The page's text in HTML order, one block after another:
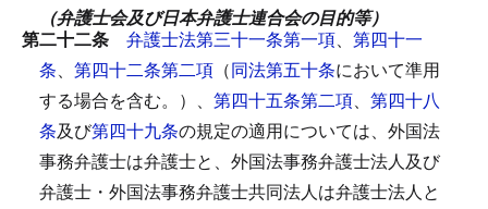
（弁護士会及び日本弁護士連合会の目的等）
第二十二条 弁護士法第三十一条第一項、 第四十一
条、 第四十二条第二項 （同法第五十条において準用
する場合を含む。）、 第四十五条第二項、 第四十八
条及び第四十九条の規定の適用については、外国法
事務弁護士は弁護士と、外国法事務弁護士法人及び
弁護士・外国法事務弁護士共同法人は弁護士法人と